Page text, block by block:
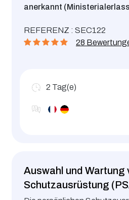
anerkannt (Ministerialerlass
nationalen Strategie VISION
(www.visionzero.lu). Sie
REFERENZ : SEC122
28
2 Tag(e)
Auswahl und Wartung
Schutzausrüstung